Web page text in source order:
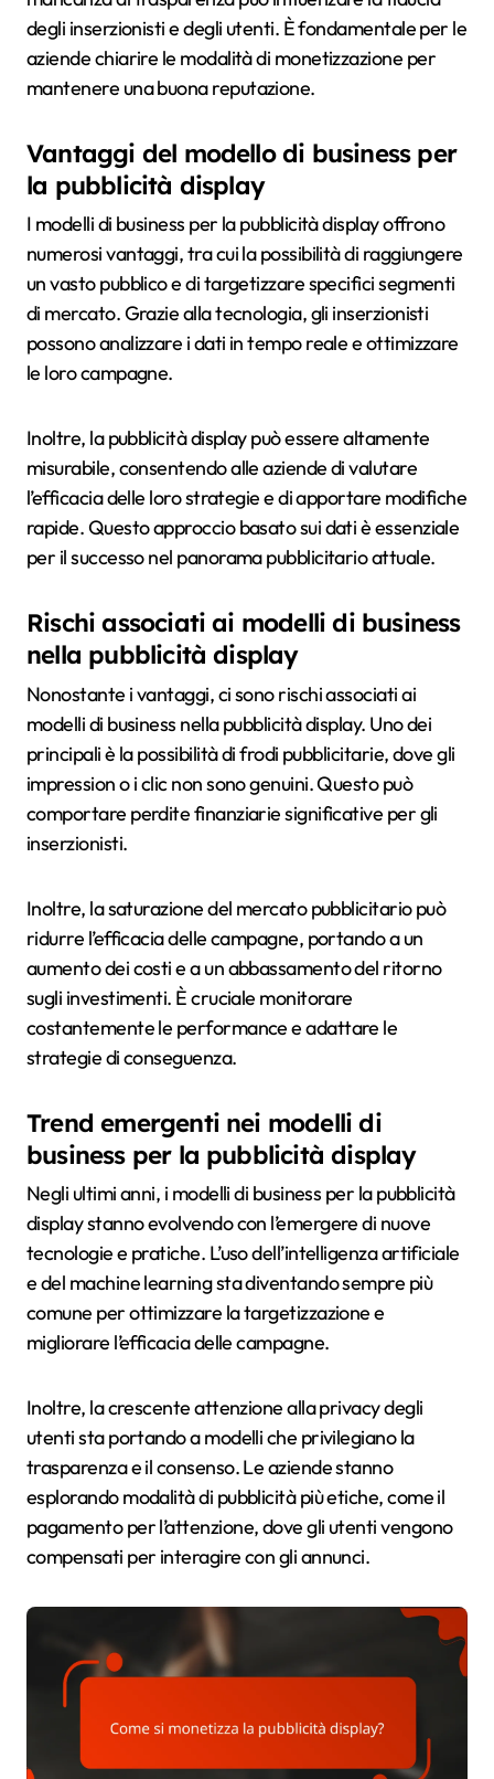
degli inserzionisti e degli utenti. È fondamentale per le
aziende chiarire le modalità di monetizzazione per
mantenere una buona reputazione.
Vantaggi del modello di business per
la pubblicità display
I modelli di business per la pubblicità display offrono
numerosi vantaggi, tra cui la possibilità di raggiungere
un vasto pubblico e di targetizzare specifici segmenti
di mercato. Grazie alla tecnologia, gli inserzionisti
possono analizzare i dati in tempo reale e ottimizzare
le loro campagne.
Inoltre, la pubblicità display può essere altamente
misurabile, consentendo alle aziende di valutare
l’efficacia delle loro strategie e di apportare modifiche
rapide. Questo approccio basato sui dati è essenziale
per il successo nel panorama pubblicitario attuale.
Rischi associati ai modelli di business
nella pubblicità display
Nonostante i vantaggi, ci sono rischi associati ai
modelli di business nella pubblicità display. Uno dei
principali è la possibilità di frodi pubblicitarie, dove gli
impression o i clic non sono genuini. Questo può
comportare perdite finanziarie significative per gli
inserzionisti.
Inoltre, la saturazione del mercato pubblicitario può
ridurre l’efficacia delle campagne, portando a un
aumento dei costi e a un abbassamento del ritorno
sugli investimenti. È cruciale monitorare
costantemente le performance e adattare le
strategie di conseguenza.
Trend emergenti nei modelli di
business per la pubblicità display
Negli ultimi anni, i modelli di business per la pubblicità
display stanno evolvendo con l’emergere di nuove
tecnologie e pratiche. L’uso dell’intelligenza artificiale
e del machine learning sta diventando sempre più
comune per ottimizzare la targetizzazione e
migliorare l’efficacia delle campagne.
Inoltre, la crescente attenzione alla privacy degli
utenti sta portando a modelli che privilegiano la
trasparenza e il consenso. Le aziende stanno
esplorando modalità di pubblicità più etiche, come il
pagamento per l’attenzione, dove gli utenti vengono
compensati per interagire con gli annunci.